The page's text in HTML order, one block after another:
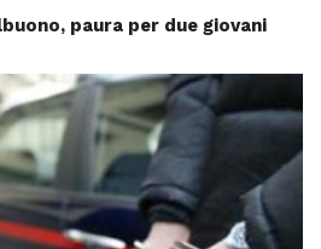
paura per due giovani